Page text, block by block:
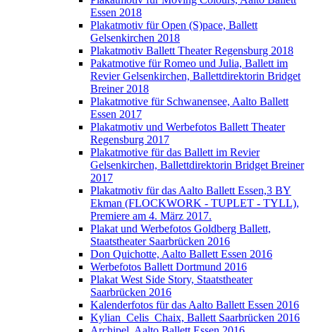
Essen 2018
Plakatmotiv für Open (S)pace, Ballett
Gelsenkirchen 2018
Plakatmotiv Ballett Theater Regensburg 2018
Pakatmotive für Romeo und Julia, Ballett im
Revier Gelsenkirchen, Ballettdirektorin Bridget
Breiner 2018
Plakatmotive für Schwanensee, Aalto Ballett
Essen 2017
Plakatmotiv und Werbefotos Ballett Theater
Regensburg 2017
Plakatmotive für das Ballett im Revier
Gelsenkirchen, Ballettdirektorin Bridget Breiner
2017
Plakatmotiv für das Aalto Ballett Essen,3 BY
Ekman (FLOCKWORK - TUPLET - TYLL),
Premiere am 4. März 2017.
Plakat und Werbefotos Goldberg Ballett,
Staatstheater Saarbrücken 2016
Don Quichotte, Aalto Ballett Essen 2016
Werbefotos Ballett Dortmund 2016
Plakat West Side Story, Staatstheater
Saarbrücken 2016
Kalenderfotos für das Aalto Ballett Essen 2016
Kylian_Celis_Chaix, Ballett Saarbrücken 2016